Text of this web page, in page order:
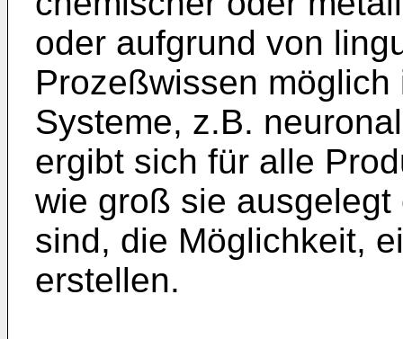
oder aufgrund von
Prozeßwissen
Systeme, z.B.
ergibt sich für alle
wie groß sie
sind, die Möglichkeit,
erstellen.